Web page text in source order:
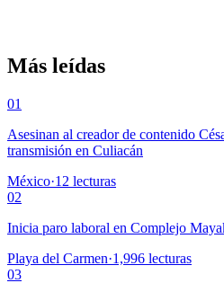
Más leídas
01
Asesinan al creador de contenido
transmisión en Culiacán
México·12 lecturas
02
Inicia paro laboral en Complejo
Playa del Carmen·1,996 lecturas
03